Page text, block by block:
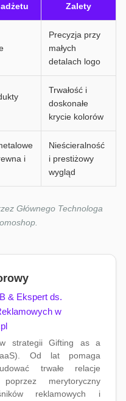
Zalety
Precyzja przy
małych
detalach logo
Trwałość i
doskonałe
krycie kolorów
i
Nieścieralność
i prestiżowy
wygląd
Głównego Technologa
& Ekspert ds.
w
w strategii Gifting as a
Od lat pomaga
trwałe relacje
poprzez merytoryczny
reklamowych i